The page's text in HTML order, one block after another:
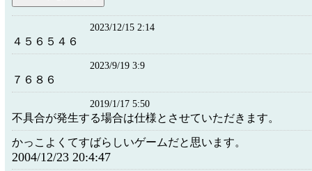
2023/12/15 2:14
４５６５４６
2023/9/19 3:9
７６８６
2019/1/17 5:50
不具合が発生する場合は仕様とさせていただきます。
かっこよくてすばらしいゲームだと思います。
2004/12/23 20:4:47